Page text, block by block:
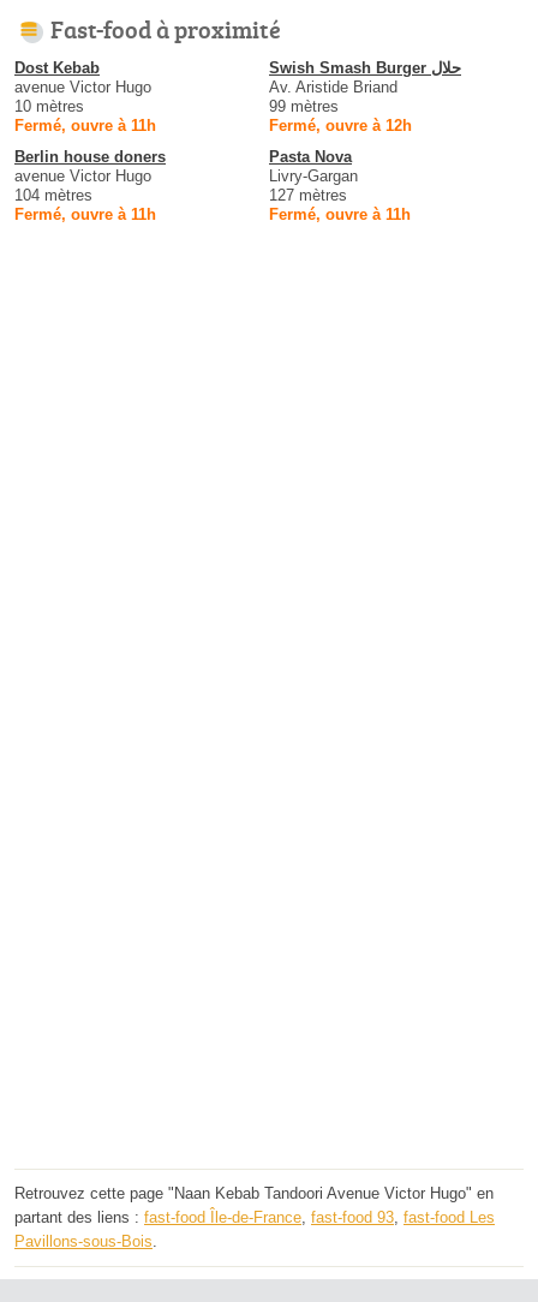
Fast-food à proximité
Dost Kebab
avenue Victor Hugo
10 mètres
Fermé, ouvre à 11h
Swish Smash Burger حلال
Av. Aristide Briand
99 mètres
Fermé, ouvre à 12h
Berlin house doners
avenue Victor Hugo
104 mètres
Fermé, ouvre à 11h
Pasta Nova
Livry-Gargan
127 mètres
Fermé, ouvre à 11h
Retrouvez cette page "Naan Kebab Tandoori Avenue Victor Hugo" en
partant des liens : fast-food Île-de-France, fast-food 93, fast-food Les
Pavillons-sous-Bois.